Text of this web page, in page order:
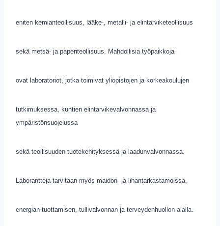
eniten kemianteollisuus, lääke-, metalli- ja elintarviketeollisuus
sekä metsä- ja paperiteollisuus. Mahdollisia työpaikkoja
ovat laboratoriot, jotka toimivat yliopistojen ja korkeakoulujen
tutkimuksessa, kuntien elintarvikevalvonnassa ja
ympäristönsuojelussa
sekä teollisuuden tuotekehityksessä ja laadunvalvonnassa.
Laborantteja tarvitaan myös maidon- ja lihantarkastamoissa,
energian tuottamisen, tullivalvonnan ja terveydenhuollon alalla.